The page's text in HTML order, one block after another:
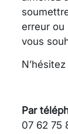
erreur ou
vous
Par
07 62 75